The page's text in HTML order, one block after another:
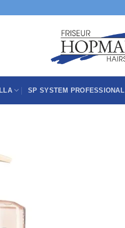
SP SYSTEM PROFESSIONAL